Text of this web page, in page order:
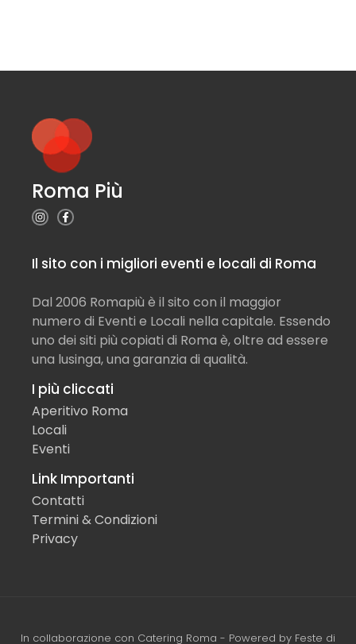
Roma Più
Il sito con i migliori eventi e locali di Roma
Dal 2006 Romapiù è il sito con il maggior
numero di Eventi e Locali nella capitale. Essendo
uno dei siti più copiati di Roma è, oltre ad essere
una lusinga, una garanzia di qualità.
I più cliccati
Aperitivo Roma
Locali
Eventi
Link Importanti
Contatti
Termini & Condizioni
Privacy
In collaborazione con Catering Roma - Powered by Feste di